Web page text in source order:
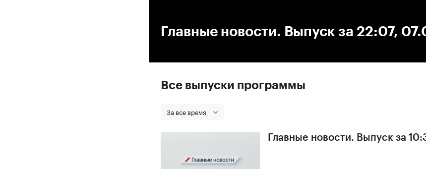
Главные новости. Выпуск за 22:07,
Все выпуски программы
За все время
Главные новости. Выпуск за